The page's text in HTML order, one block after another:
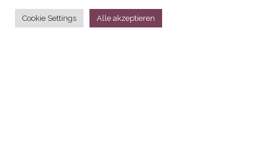
Stolz präsentiert vonWordPress
Cookie Settings Alle akzeptieren